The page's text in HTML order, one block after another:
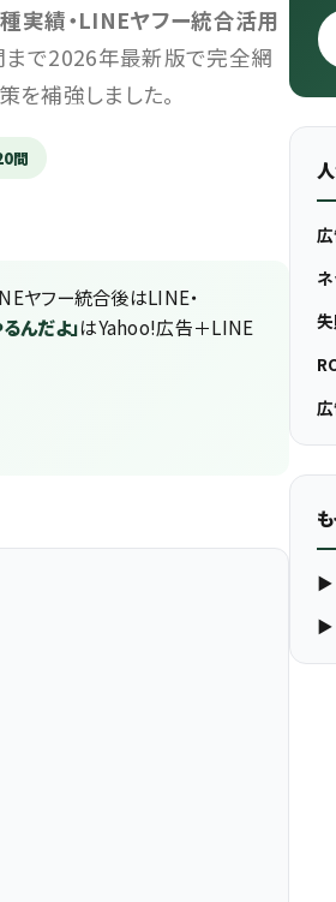
実績・LINEヤフー統合活用
まで2026年最新版で完全網
を補強しました。
問
ヤフー統合後はLINE・
んだよ」はYahoo!広告＋LINE
▶
▶